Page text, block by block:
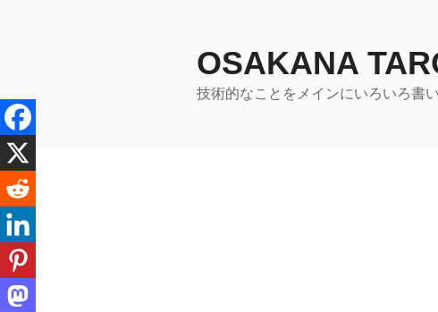
へ
ス
キ
プ
OSAKANA
技術的なことをメインにいろいろ書